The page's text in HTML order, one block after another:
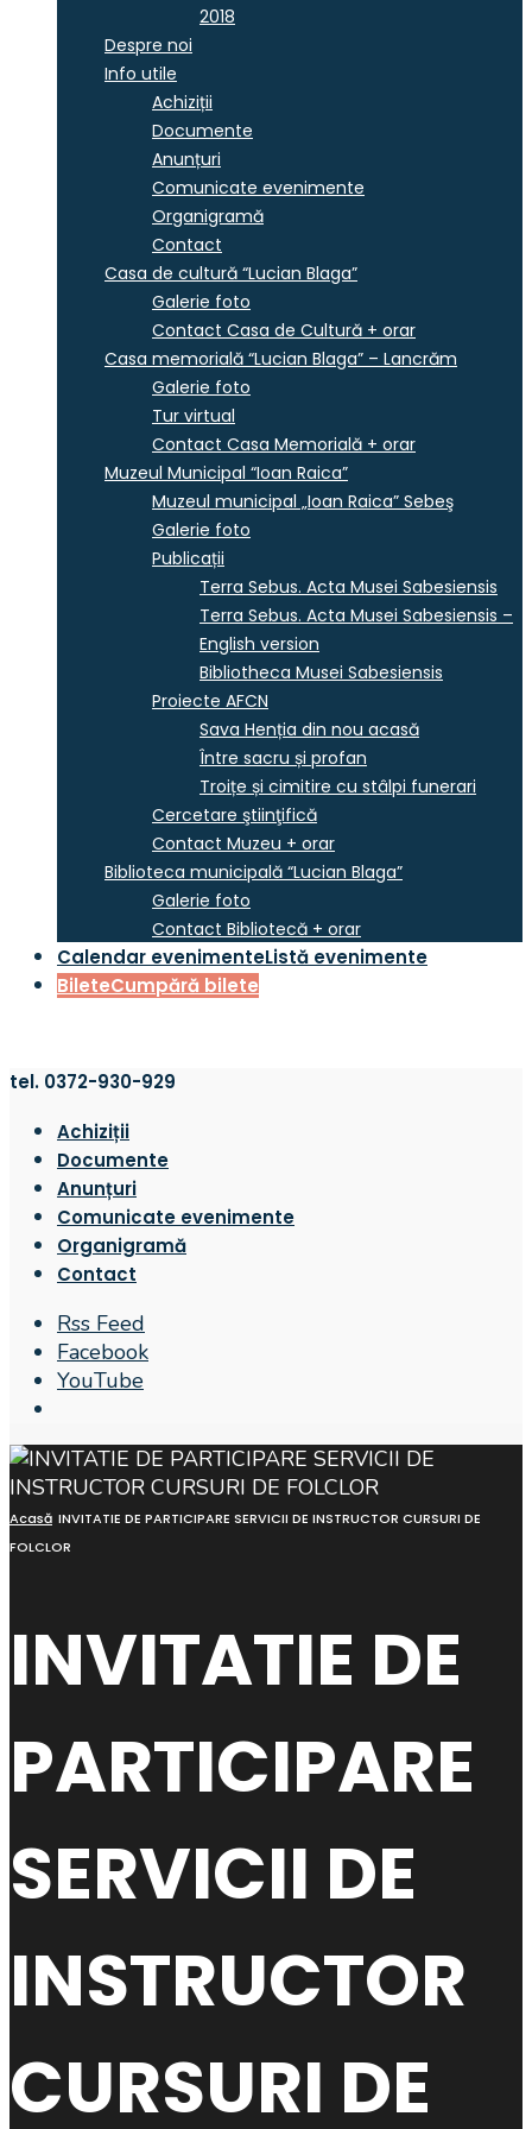
2018
Despre noi
Info utile
Achiziții
Documente
Anunțuri
Comunicate evenimente
Organigramă
Contact
Casa de cultură “Lucian Blaga”
Galerie foto
Contact Casa de Cultură + orar
Casa memorială “Lucian Blaga” – Lancrăm
Galerie foto
Tur virtual
Contact Casa Memorială + orar
Muzeul Municipal “Ioan Raica”
Muzeul municipal „Ioan Raica” Sebeş
Galerie foto
Publicații
Terra Sebus. Acta Musei Sabesiensis
Terra Sebus. Acta Musei Sabesiensis –
English version
Bibliotheca Musei Sabesiensis
Proiecte AFCN
Sava Henția din nou acasă
Între sacru și profan
Troițe și cimitire cu stâlpi funerari
Cercetare ştiinţifică
Contact Muzeu + orar
Biblioteca municipală “Lucian Blaga”
Galerie foto
Contact Bibliotecă + orar
Calendar evenimenteListă evenimente
BileteCumpără bilete
tel. 0372-930-929
Achiziții
Documente
Anunțuri
Comunicate evenimente
Organigramă
Contact
Rss Feed
Facebook
YouTube
Search
Window
Acasă INVITATIE DE PARTICIPARE SERVICII DE INSTRUCTOR CURSURI DE
FOLCLOR
INVITATIE DE
PARTICIPARE
SERVICII DE
INSTRUCTOR
CURSURI DE